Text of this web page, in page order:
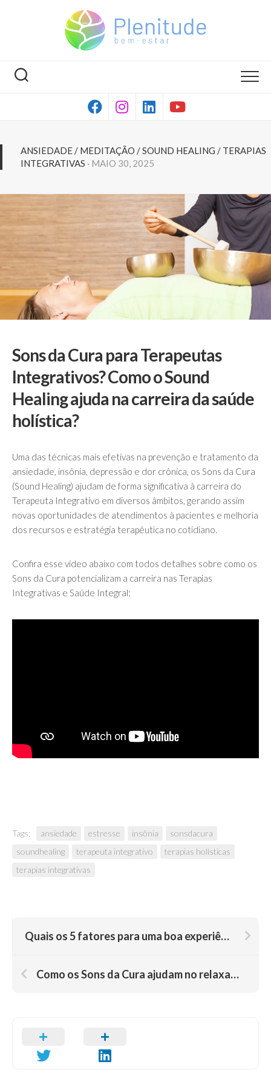
ANSIEDADE / MEDITAÇÃO /SOUND HEALING / TERAPIAS
INTEGRATIVAS · MAIO 30, 2025
Sons da Cura para Terapeutas
Integrativos? Como o Sound
Healing ajuda na carreira da saúde
holística?
Uma das técnicas mais efetivas na prevenção e tratamento da
ansiedade, insônia, depressão e dor crônica, os Sons da Cura
(Sound Healing) ajudam de forma significativa à carreira do
Terapeuta Integrativo em diversos âmbitos, gerando assim
novas oportunidades de atendimentos à pacientes e melhoria
dos recursos e estratégia terapêutica no cotidiano.
Confira esse vídeo abaixo com todos detalhes sobre como os
Sons da Cura potencializam a carreira nas Terapias
Integrativas e Saúde Integral:
Tags: ansiedade estresse insônia
sonsdacura
soundhealing
terapeuta integrativo
terapias holísticas
terapias integrativas
Quais os 5 fatores para uma boa experiência no Sound Healing? Sons da Cura na prática
Como os Sons da Cura ajudam no relaxamento? Percepção das paisagens na saúde mental